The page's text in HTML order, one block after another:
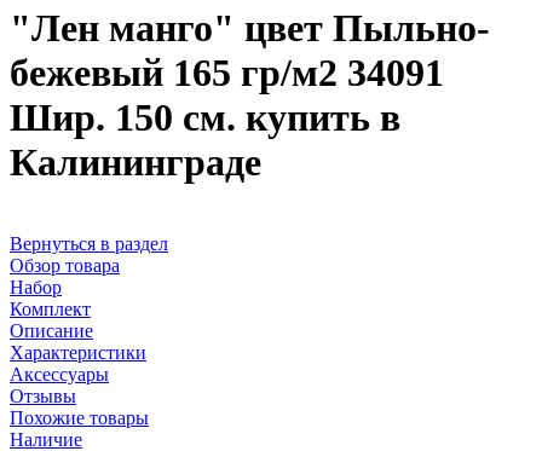
"Лен манго" цвет Пыльно-
бежевый 165 гр/м2 34091
Шир. 150 см. купить в
Калининграде
Вернуться в раздел
Обзор товара
Набор
Комплект
Описание
Характеристики
Аксессуары
Отзывы
Похожие товары
Наличие